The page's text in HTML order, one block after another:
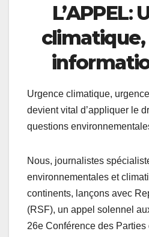
L’APPEL:
Urgence climatique,
devient vital d’appliquer le
questions
Nous, journalistes
environnementales et
continents, lançons avec
(RSF), un appel solennel
26e Conférence des